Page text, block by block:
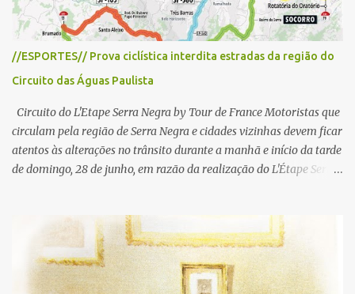
//ESPORTES// Prova ciclística interdita estradas da região do
Circuito das Águas Paulista
Circuito do L'Etape Serra Negra by Tour de France Motoristas que
circulam pela região de Serra Negra e cidades vizinhas devem ficar
atentos às alterações no trânsito durante a manhã e início da tarde
de domingo, 28 de junho, em razão da realização do L'Étape Serra
reunirá atletas de diferentes regiões do país e terá percursos
passando pelos municípios de Serra Negra, Amparo, Monte Alegre
do Sul, Lindoia e Socorro. Para garantir a segurança dos
participantes e do público, diversos trechos de rodovias e estradas